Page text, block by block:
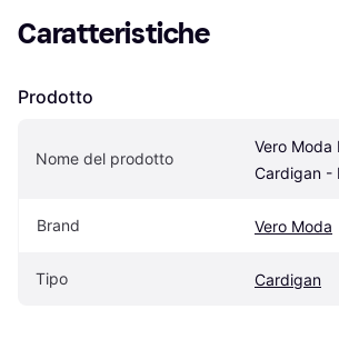
Caratteristiche
Prodotto
Nome del prodotto
Vero Moda
Cardigan -
Brand Vero Moda
Tipo Cardigan